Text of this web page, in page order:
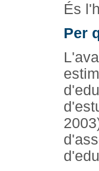
És
Per